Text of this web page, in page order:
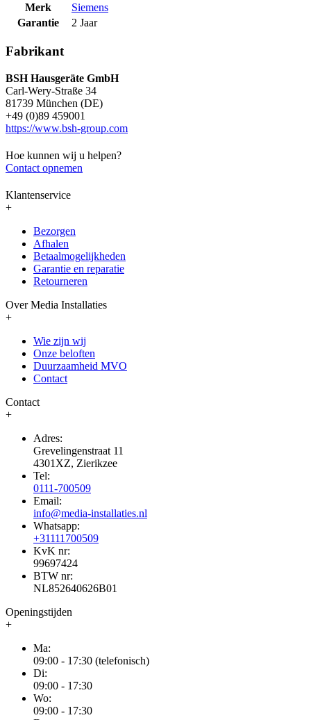
Merk
Siemens
Garantie
2 Jaar
Fabrikant
BSH Hausgeräte GmbH
Carl-Wery-Straße 34
81739 München (DE)
+49 (0)89 459001
https://www.bsh-group.com
Hoe kunnen wij u helpen?
Contact opnemen
Klantenservice
+
Bezorgen
Afhalen
Betaalmogelijkheden
Garantie en reparatie
Retourneren
Over Media Installaties
+
Wie zijn wij
Onze beloften
Duurzaamheid MVO
Contact
Contact
+
Adres:
Grevelingenstraat 11
4301XZ, Zierikzee
Tel:
0111-700509
Email:
info@media-installaties.nl
Whatsapp:
+31111700509
KvK nr:
99697424
BTW nr:
NL852640626B01
Openingstijden
+
Ma:
09:00 - 17:30 (telefonisch)
Di:
09:00 - 17:30
Wo:
09:00 - 17:30